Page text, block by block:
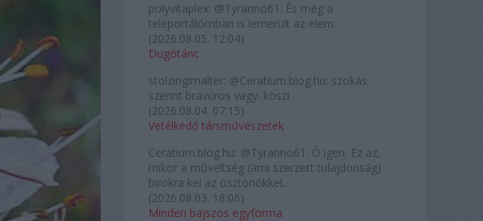
polyvitaplex: @Tyranno61: És még a
teleportálómban is lemerült az elem.
(2026.08.05. 12:04)
Dugótánc
stolzingimalter: @Ceratium.blog.hu: szokás
szerint bravúros vagy. köszi
(2026.08.04. 07:15)
Vetélkedő társművészetek
Ceratium.blog.hu: @Tyranno61: Ó igen. Ez az,
mikor a műveltség (ami szerzett tulajdonság)
birokra kel az ösztönökkel...
(2026.08.03. 18:06)
Minden bajszos egyforma